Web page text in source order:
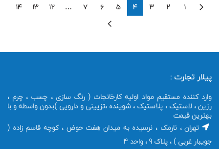
۱ ۲ ۳ ۴ ۵ ۶ ۷ … ۱۲ ۱۳ ۱۴
پیلار تجارت :
وارد کننده مستقیم مواد اولیه کارخانجات ( رنگ سازی ، چسب ، چرم ،
رزین ، لاستیک ، پلاستیک ، شوینده ،تزیینی و دارویی )بدون واسطه و با
بهترین قیمت
تهران ، نارمک ، نرسیده به میدان هفت حوض ، کوچه قاسم زاده (
جویبار غربی ) ، پلاک 9 ، واحد 4